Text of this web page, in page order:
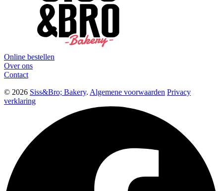
Online bestellen
Over ons
Contact
© 2026 Siss&Bro; Bakery. Algemene voorwaarden Privacy
verklaring